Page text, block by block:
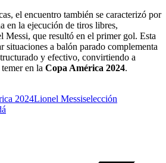
el encuentro también se caracterizó por
en la ejecución de tiros libres,
Messi, que resultó en el primer gol. Esta
situaciones a balón parado complementa
y efectivo, convirtiendo a
en la Copa América 2024.
2024Lionel Messiselección